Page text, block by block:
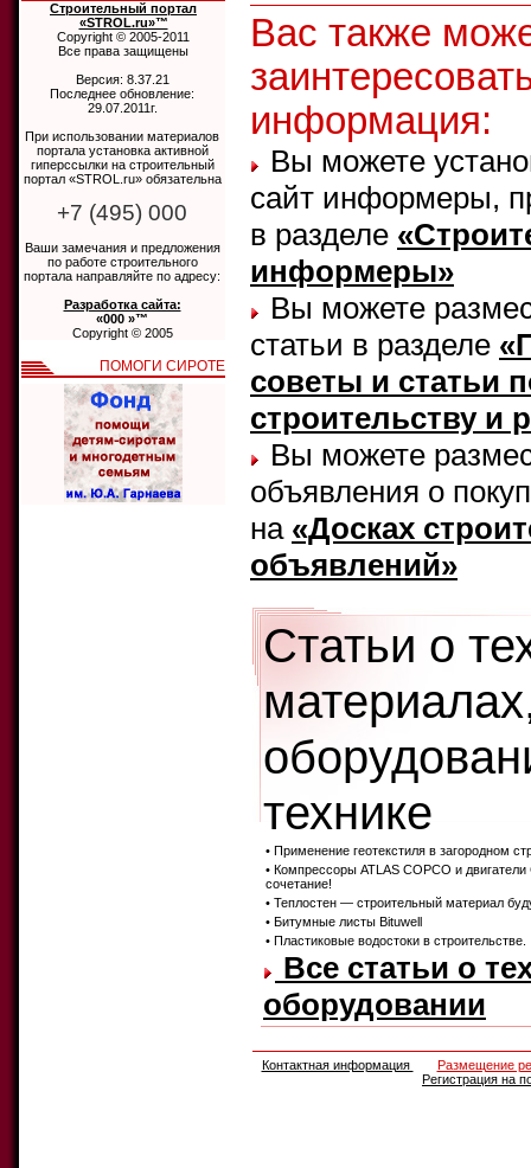
Вас также
информация:
Вы можете
сайт информеры,
в разделе
информеры»
Вы можете
статьи в разделе
советы и статьи
строительству и
Вы можете
объявления о
на «Досках
объявлений»
Статьи о
технике
• Применение геотекстиля в загородном
• Компрессоры ATLAS COPCO и
сочетание!
• Теплостен — строительный материал
• Битумные листы Bituwell
• Пластиковые водостоки в строительстве.
Все статьи о
оборудовании
Контактная информация
Размещение
Регистрация на
Строительный портал
«STROL.ru»™
Copyright © 2005-2011
Все права защищены
Версия: 8.37.21
Последнее обновление:
29.07.2011г.
При использовании материалов
портала установка активной
гиперссылки на строительный
портал «STROL.ru» обязательна
+7 (495) 000
Ваши замечания и предложения
по работе строительного
портала направляйте по адресу:
Разработка сайта:
«000 »™
Copyright © 2005
ПОМОГИ СИРОТЕ